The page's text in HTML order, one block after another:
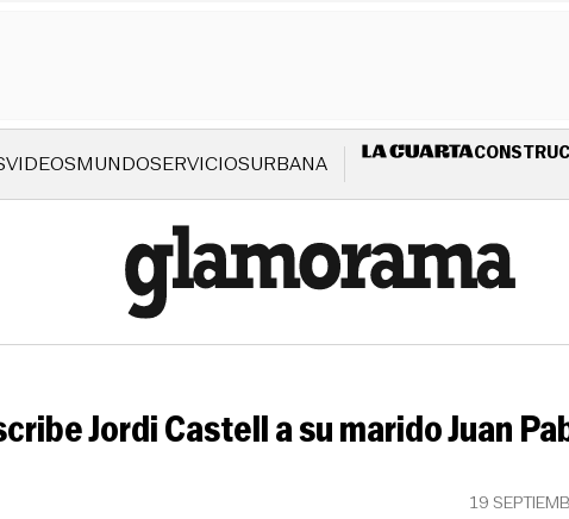
VIDEOSMUNDOSERVICIOSURBANA
Jordi Castell a su marido Juan
19